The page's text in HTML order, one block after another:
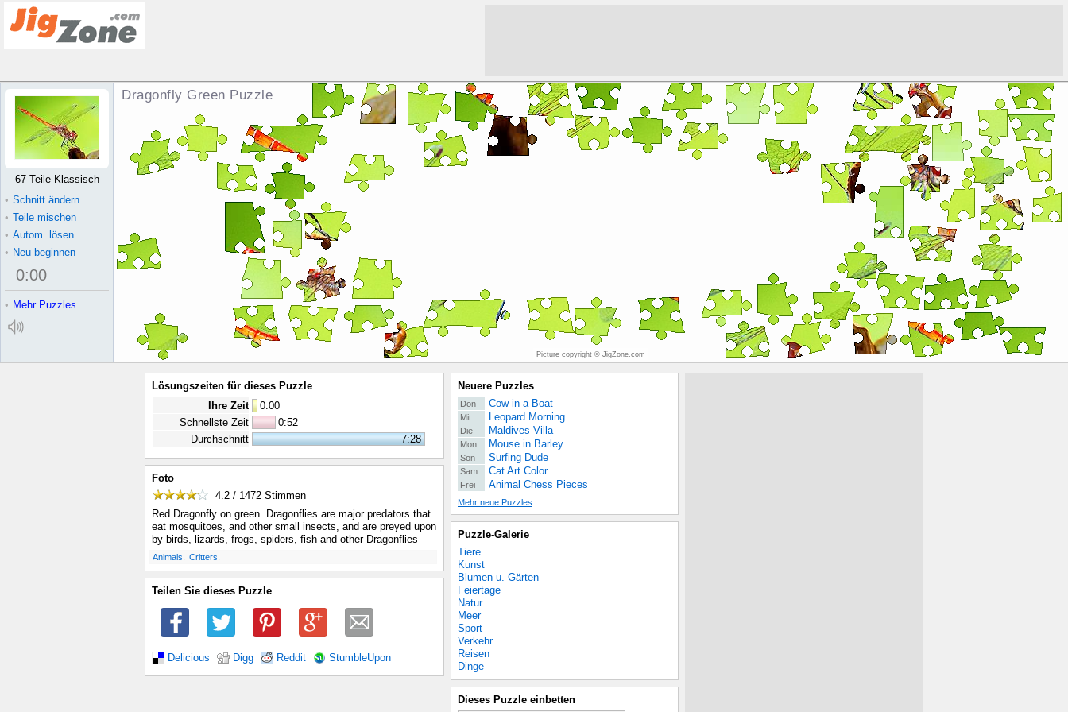
Dragonfly Green Puzzle
Picture copyright © JigZone.com
67 Teile Klassisch
• Schnitt ändern
• Teile mischen
• Autom. lösen
• Neu beginnen
0:00
• Mehr Puzzles
Lösungszeiten für dieses Puzzle
Ihre Zeit
0:00
Schnellste Zeit
0:52
Durchschnitt
7:28
Foto
4.2 / 1472 Stimmen
Red Dragonfly on green. Dragonflies are major predators that
eat mosquitoes, and other small insects, and are preyed upon
by birds, lizards, frogs, spiders, fish and other Dragonflies
Animals Critters
Teilen Sie dieses Puzzle
Delicious Digg Reddit StumbleUpon
Neuere Puzzles
Don Cow in a Boat
Mit Leopard Morning
Die Maldives Villa
Mon Mouse in Barley
Son Surfing Dude
Sam Cat Art Color
Frei Animal Chess Pieces
Mehr neue Puzzles
Puzzle-Galerie
Tiere
Kunst
Blumen u. Gärten
Feiertage
Natur
Meer
Sport
Verkehr
Reisen
Dinge
Dieses Puzzle einbetten